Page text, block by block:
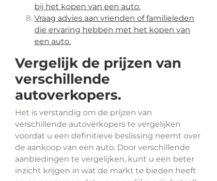
bij het kopen van een auto.
Vraag advies aan vrienden of familieleden
die ervaring hebben met het kopen van
een auto.
Vergelijk de prijzen van
verschillende
autoverkopers.
Het is verstandig om de prijzen van
verschillende autoverkopers te vergelijken
voordat u een definitieve beslissing neemt over
de aankoop van een auto. Door verschillende
aanbiedingen te vergelijken, kunt u een beter
inzicht krijgen in wat de markt te bieden heeft